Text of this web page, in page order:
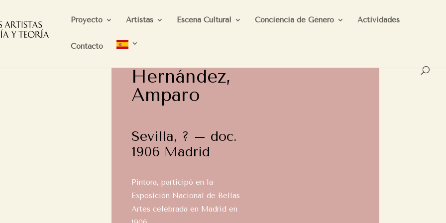
Proyecto Artistas Escena Cultural Conciencia de Género Actividades
Contacto
Hernández,
Amparo
Sevilla, ? – doc.
1906 Madrid
Pintora, participó en la
Exposición Nacional de Bellas
Artes celebrada en Madrid en